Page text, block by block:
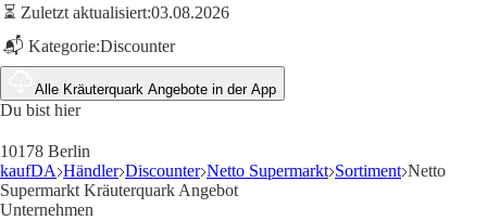
⏳ Zuletzt aktualisiert:03.08.2026
📬 Kategorie:Discounter
Alle Kräuterquark Angebote in der App
Du bist hier
10178 Berlin
kaufDA Händler Discounter Netto Supermarkt Sortiment Netto
Supermarkt Kräuterquark Angebot
Unternehmen